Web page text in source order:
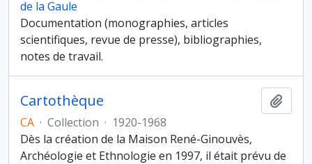
de la Gaule
Documentation (monographies, articles
scientifiques, revue de presse), bibliographies,
notes de travail.
Cartothèque
CA · Collection · 1920-1968
Dès la création de la Maison René-Ginouvès,
Archéologie et Ethnologie en 1997, il était prévu de